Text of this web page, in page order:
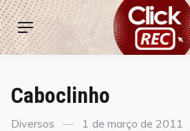
Skip
to
content
ClickREC
Menu
Caboclinho
Categories
Diversos
Posted
1 de março de 2011